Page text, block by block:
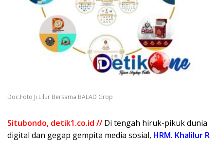
Doc.Foto Ji Lilur Bersama BALAD Grop
Situbondo, detik1.co.id // Di tengah hiruk-pikuk dunia
digital dan gegap gempita media sosial, HRM. Khalilur R